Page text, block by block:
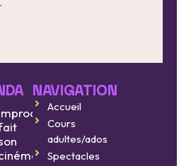
NAVIGATION
Accueil
Cours
adultes/ados
Spectacles